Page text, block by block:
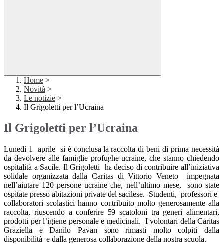
Home >
Novità >
Le notizie >
Il Grigoletti per l’Ucraina
Il Grigoletti per l’Ucraina
Lunedì 1 aprile si è conclusa la raccolta di beni di prima necessità
da devolvere alle famiglie profughe ucraine, che stanno chiedendo
ospitalità a Sacile. Il Grigoletti ha deciso di contribuire all’iniziativa
solidale organizzata dalla Caritas di Vittorio Veneto impegnata
nell’aiutare 120 persone ucraine che, nell’ultimo mese, sono state
ospitate presso abitazioni private del sacilese. Studenti, professori e
collaboratori scolastici hanno contribuito molto generosamente alla
raccolta, riuscendo a conferire 59 scatoloni tra generi alimentari,
prodotti per l’igiene personale e medicinali. I volontari della Caritas
Graziella e Danilo Pavan sono rimasti molto colpiti dalla
disponibilità e dalla generosa collaborazione della nostra scuola.